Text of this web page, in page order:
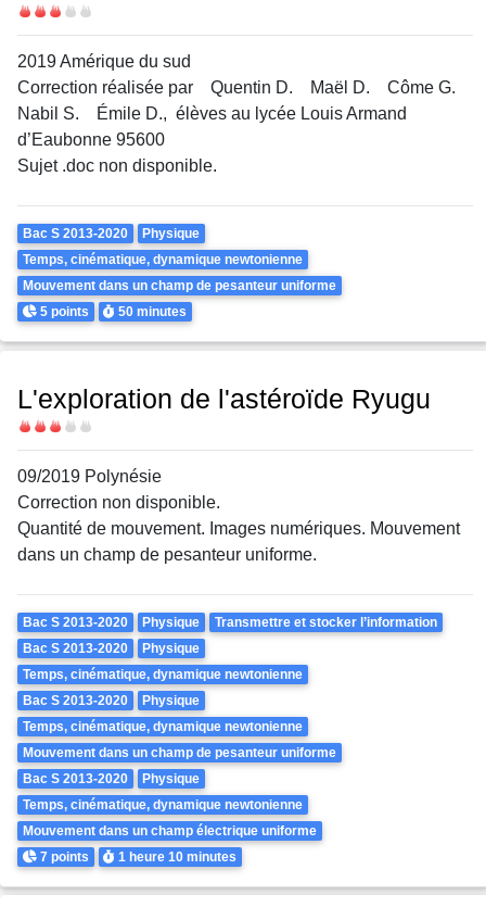
Difficulté
2019 Amérique du sud
Correction réalisée par Quentin D. Maël D. Côme G.
Nabil S. Émile D., élèves au lycée Louis Armand
d’Eaubonne 95600
Sujet .doc non disponible.
Theme
Bac S 2013-2020
Physique
Temps, cinématique, dynamique newtonienne
Mouvement dans un champ de pesanteur uniforme
Points
5 points Durée
50 minutes
L'exploration de l'astéroïde Ryugu
Difficulté
09/2019 Polynésie
Correction non disponible.
Quantité de mouvement. Images numériques. Mouvement
dans un champ de pesanteur uniforme.
Theme
Bac S 2013-2020 Physique
Transmettre et stocker l’information
Bac S 2013-2020
Physique
Temps, cinématique, dynamique newtonienne
Bac S 2013-2020
Physique
Temps, cinématique, dynamique newtonienne
Mouvement dans un champ de pesanteur uniforme
Bac S 2013-2020
Physique
Temps, cinématique, dynamique newtonienne
Mouvement dans un champ électrique uniforme
Points
7 points Durée
1 heure10 minutes